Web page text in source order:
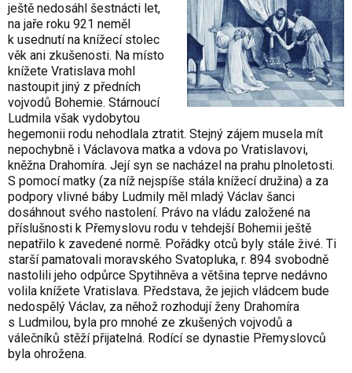
ještě nedosáhl šestnácti let,
na jaře roku 921 neměl
k usednutí na knížecí stolec
věk ani zkušenosti. Na místo
knížete Vratislava mohl
nastoupit jiný z předních
vojvodů Bohemie. Stárnoucí
Ludmila však vydobytou
hegemonii rodu nehodlala ztratit. Stejný zájem musela mít
nepochybně i Václavova matka a vdova po Vratislavovi,
kněžna Drahomíra. Její syn se nacházel na prahu plnoletosti.
S pomocí matky (za níž nejspíše stála knížecí družina) a za
podpory vlivné báby Ludmily měl mladý Václav šanci
dosáhnout svého nastolení. Právo na vládu založené na
příslušnosti k Přemyslovu rodu v tehdejší Bohemii ještě
nepatřilo k zavedené normě. Pořádky otců byly stále živé. Ti
starší pamatovali moravského Svatopluka, r. 894 svobodně
nastolili jeho odpůrce Spytihněva a většina teprve nedávno
volila knížete Vratislava. Představa, že jejich vládcem bude
nedospělý Václav, za něhož rozhodují ženy Drahomíra
s Ludmilou, byla pro mnohé ze zkušených vojvodů a
válečníků stěží přijatelná. Rodící se dynastie Přemyslovců
byla ohrožena.